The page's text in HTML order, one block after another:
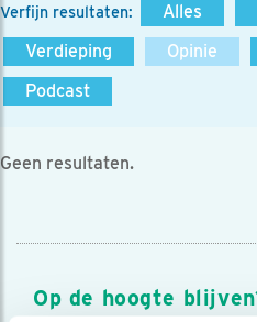
Verfijn resultaten: Alles
Verdieping
Opinie
Podcast
Geen resultaten.
Op de hoogte